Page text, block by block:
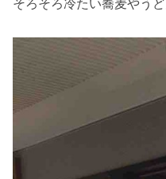
そろそろ冷たい蕎麦やう